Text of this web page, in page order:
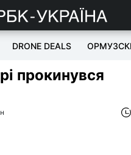
DRONE DEALS
прокинувся